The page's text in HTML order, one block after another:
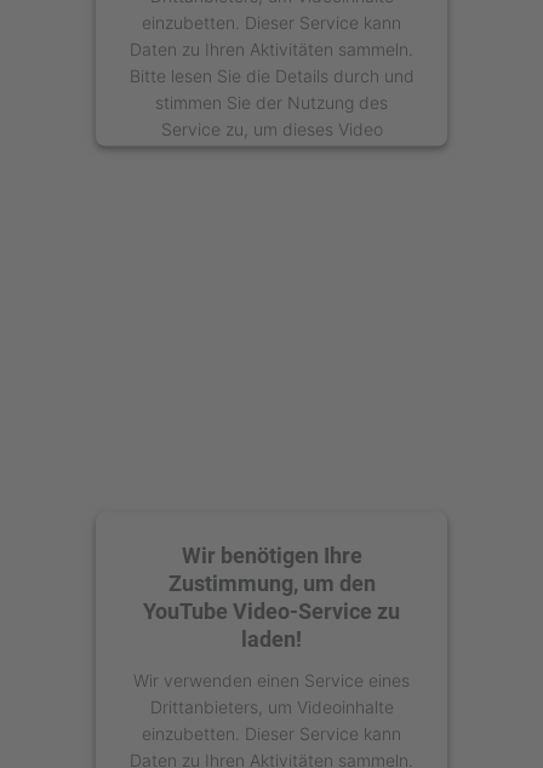
einzubetten. Dieser Service kann
Daten zu Ihren Aktivitäten sammeln.
Bitte lesen Sie die Details durch und
stimmen Sie der Nutzung des
Service zu, um dieses Video
anzusehen.
Wir benötigen Ihre
Zustimmung, um den
YouTube Video-Service zu
laden!
Wir verwenden einen Service eines
Drittanbieters, um Videoinhalte
einzubetten. Dieser Service kann
Daten zu Ihren Aktivitäten sammeln.